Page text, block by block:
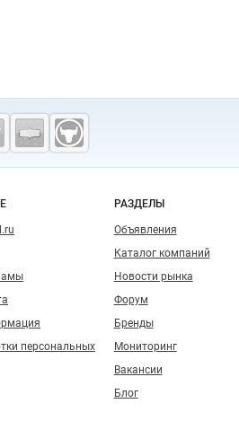
сайту
персональных
РАЗДЕЛЫ
Объявления
Каталог компаний
Новости рынка
Форум
Бренды
Мониторинг
Вакансии
Блог